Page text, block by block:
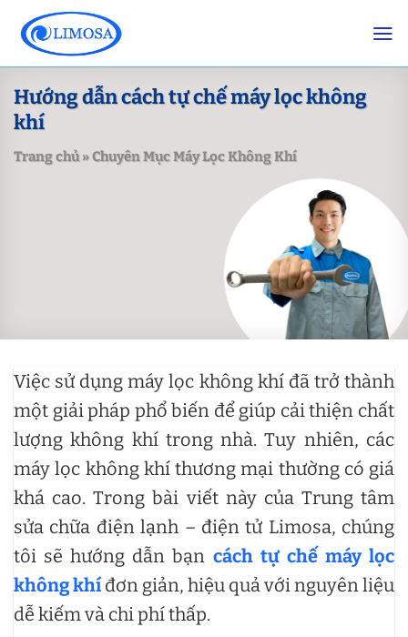
content
Hướng dẫn cách tự chế máy lọc không
khí
Trang chủ»Chuyên Mục Máy Lọc Không Khí
Việc sử dụng máy lọc không khí đã trở thành
một giải pháp phổ biến để giúp cải thiện chất
lượng không khí trong nhà. Tuy nhiên, các
máy lọc không khí thương mại thường có giá
khá cao. Trong bài viết này của Trung tâm
sửa chữa điện lạnh – điện tử Limosa, chúng
tôi sẽ hướng dẫn bạn cách tự chế máy lọc
không khí đơn giản, hiệu quả với nguyên liệu
dễ kiếm và chi phí thấp.